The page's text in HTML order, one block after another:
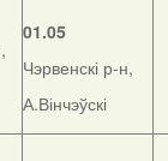
01.05
Чэрвенскі р-н,
А.Вінчэўскі